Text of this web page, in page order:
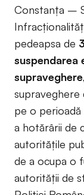
Constanța –
pedeapsa de
suspendarea
supraveghere
supraveghere
pe o perioadă
a hotărârii de
autoritățile
de a ocupa o
autorității de